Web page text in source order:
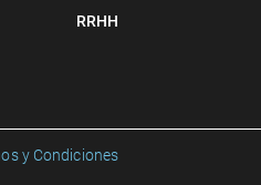
RRHH
y Condiciones